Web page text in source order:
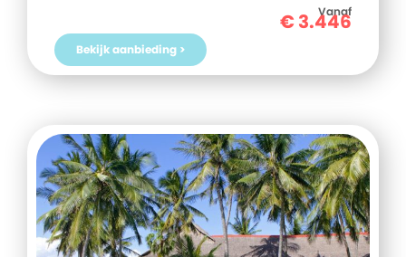
Verenigde Staten? Boek jouw vakantie naar Hotel Waldorf
Vanaf
€3.446
Bekijk aanbieding >